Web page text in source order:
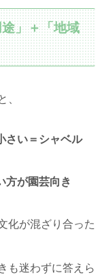
」＋「地域
、
さい＝シャベル
方が園芸向き
化が混ざり合った
も迷わずに答えら